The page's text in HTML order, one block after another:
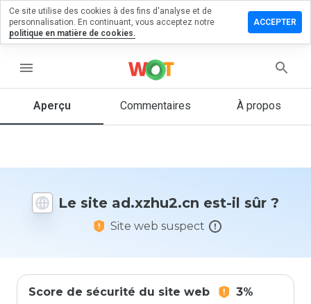
menu
Aperçu Commentaires À propos
Le site ad.xzhu2.cn est-il sûr ?
Site web suspect
Score de sécurité du site web 3%
un
1 et 5
vous à ce
site ?
Ce site utilise des cookies à des fins d'analyse et de
personnalisation. En continuant, vous acceptez notre
politique en matière de cookies.
ACCEPTER